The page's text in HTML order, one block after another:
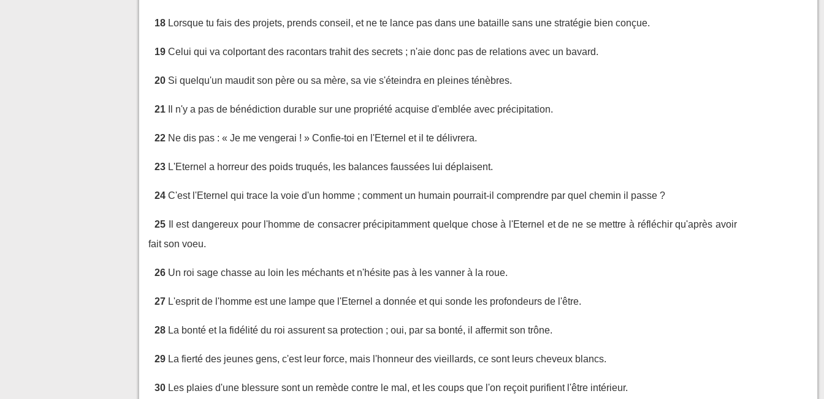
18 Lorsque tu fais des projets, prends conseil, et ne te lance pas dans une bataille sans une stratégie bien conçue.
19 Celui qui va colportant des racontars trahit des secrets ; n'aie donc pas de relations avec un bavard.
20 Si quelqu'un maudit son père ou sa mère, sa vie s'éteindra en pleines ténèbres.
21 Il n'y a pas de bénédiction durable sur une propriété acquise d'emblée avec précipitation.
22 Ne dis pas : « Je me vengerai ! » Confie-toi en l'Eternel et il te délivrera.
23 L'Eternel a horreur des poids truqués, les balances faussées lui déplaisent.
24 C'est l'Eternel qui trace la voie d'un homme ; comment un humain pourrait-il comprendre par quel chemin il passe ?
25
Il est dangereux pour l'homme de consacrer précipitamment quelque chose à l'Eternel et de ne se mettre à réfléchir qu'après avoir
fait son voeu.
26 Un roi sage chasse au loin les méchants et n'hésite pas à les vanner à la roue.
27 L'esprit de l'homme est une lampe que l'Eternel a donnée et qui sonde les profondeurs de l'être.
28 La bonté et la fidélité du roi assurent sa protection ; oui, par sa bonté, il affermit son trône.
29 La fierté des jeunes gens, c'est leur force, mais l'honneur des vieillards, ce sont leurs cheveux blancs.
30 Les plaies d'une blessure sont un remède contre le mal, et les coups que l'on reçoit purifient l'être intérieur.